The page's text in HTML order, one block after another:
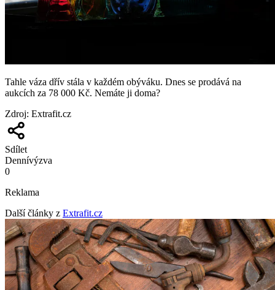
Tahle váza dřív stála v každém obýváku. Dnes se prodává na
aukcích za 78 000 Kč. Nemáte ji doma?
Zdroj: Extrafit.cz
Sdílet
Dennívýzva
0
Reklama
Další články z Extrafit.cz